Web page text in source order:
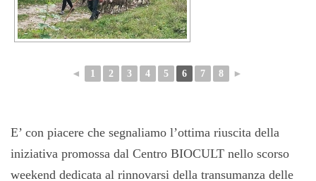
◄ 1 2 3 4 5 6 7 8 ►
E’ con piacere che segnaliamo l’ottima riuscita della
iniziativa promossa dal Centro BIOCULT nello scorso
weekend dedicata al rinnovarsi della transumanza delle